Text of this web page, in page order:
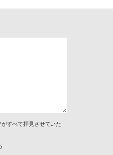
すべて拝見させていた